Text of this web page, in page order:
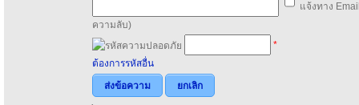
แจ้งทาง
ความลับ)
*
ต้องการรหัสอื่น
ส่งข้อความ
ยกเลิก